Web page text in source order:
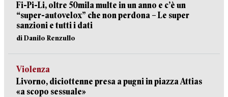
Fi-Pi-Li, oltre 50mila multe in un anno e c’è un
“super-autovelox” che non perdona – Le super
sanzioni e tutti i dati
di Danilo Renzullo
Violenza
Livorno, diciottenne presa a pugni in piazza Attias
«a scopo sessuale»